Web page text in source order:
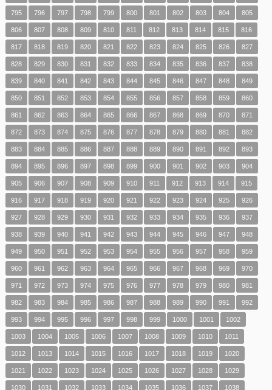
795 796 797 798 799 800 801 802 803 804 805
806 807 808 809 810 811 812 813 814 815 816
817 818 819 820 821 822 823 824 825 826 827
828 829 830 831 832 833 834 835 836 837 838
839 840 841 842 843 844 845 846 847 848 849
850 851 852 853 854 855 856 857 858 859 860
861 862 863 864 865 866 867 868 869 870 871
872 873 874 875 876 877 878 879 880 881 882
883 884 885 886 887 888 889 890 891 892 893
894 895 896 897 898 899 900 901 902 903 904
905 906 907 908 909 910 911 912 913 914 915
916 917 918 919 920 921 922 923 924 925 926
927 928 929 930 931 932 933 934 935 936 937
938 939 940 941 942 943 944 945 946 947 948
949 950 951 952 953 954 955 956 957 958 959
960 961 962 963 964 965 966 967 968 969 970
971 972 973 974 975 976 977 978 979 980 981
982 983 984 985 986 987 988 989 990 991 992
993 994 995 996 997 998 999 1000 1001 1002
1003 1004 1005 1006 1007 1008 1009 1010 1011
1012 1013 1014 1015 1016 1017 1018 1019 1020
1021 1022 1023 1024 1025 1026 1027 1028 1029
1030 1031 1032 1033 1034 1035 1036 1037 1038